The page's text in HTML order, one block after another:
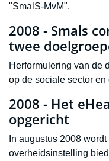
"SmalS-MvM".
2008 - Smals
twee
Herformulering van de
op de sociale sector
2008 - Het
opgericht
In augustus 2008
overheidsinstelling